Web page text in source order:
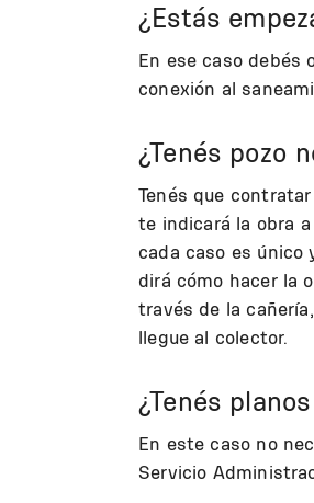
¿Estás
En ese caso
conexión al
¿Tenés pozo
Tenés que
te indicará la obra
cada caso es único
dirá cómo hacer la
través de la
llegue al colector.
¿Tenés
En este caso no
Servicio